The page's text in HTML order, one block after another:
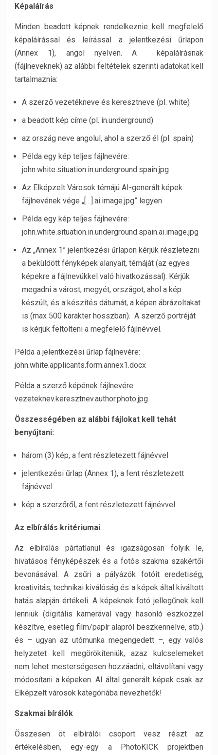
Képaláírás
Minden beadott képnek rendelkeznie kell megfelelő
képaláírással és leírással a jelentkezési űrlapon
(Annex 1), angol nyelven. A képaláírásnak
(fájlneveknek) az alábbi feltételek szerinti adatokat kell
tartalmaznia:
A szerző vezetékneve és keresztneve (pl. white)
a beadott kép címe (pl. in.underground)
az ország neve angolul, ahol a szerző él (pl. spain)
Példa egy kép teljes fájlnevére:
john.white.situation.in.underground.spain.jpg
Az Elképzelt Városok témájú AI-generált képek
fájlnevének vége „[…].ai.image.jpg” legyen
Példa egy kép teljes fájlnevére:
john.white.situation.in.underground.spain.ai.image.jpg
Az „Annex 1” jelentkezési űrlapon kérjük részletezni
a beküldött fényképek alanyait, témáját (az egyes
képekre a fájlnevükkel való hivatkozással). Kérjük
megadni a várost, megyét, országot, ahol a kép
készült, és a készítés dátumát, a képen ábrázoltakat
is (max 500 karakter hosszban). A szerző portréját
is kérjük feltölteni a megfelelő fájlnévvel.
Példa a jelentkezési űrlap fájlnevére:
john.white.applicants.form.annex1.docx
Példa a szerző képének fájlnevére:
vezeteknev.keresztnev.author.photo.jpg
Összességében az alábbi fájlokat kell tehát
benyújtani:
három (3) kép, a fent részletezett fájnévvel
jelentkezési űrlap (Annex 1), a fent részletezett
fájnévvel
kép a szerzőről, a fent részletezett fájnévvel
Az elbírálás kritériumai
Az elbírálás pártatlanul és igazságosan folyik le,
hivatásos fényképészek és a fotós szakma szakértői
bevonásával. A zsűri a pályázók fotóit eredetiség,
kreativitás, technikai kiválóság és a képek által kiváltott
hatás alapján értékeli. A képeknek fotó jellegűnek kell
lenniük (digitális kamerával vagy hasonló eszközzel
készítve, esetleg film/papír alapról beszkennelve, stb.)
és – ugyan az utómunka megengedett –, egy valós
helyzetet kell megörökíteniük, azaz kulcselemeket
nem lehet mesterségesen hozzáadni, eltávolítani vagy
módosítani a képeken. AI által generált képek csak az
Elképzelt városok kategóriába nevezhetők!
Szakmai bírálók
Összesen öt elbírálói csoport vesz részt az
értékelésben, egy-egy a PhotoKICK projektben